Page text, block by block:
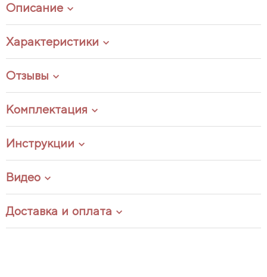
Описание
Характеристики
Отзывы
Комплектация
Инструкции
Видео
Доставка и оплата